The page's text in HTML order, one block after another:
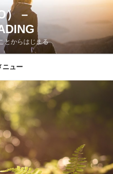
） –
とからはじまる
ニュー